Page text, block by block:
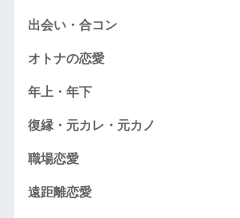
出会い・合コン
オトナの恋愛
年上・年下
復縁・元カレ・元カノ
職場恋愛
遠距離恋愛